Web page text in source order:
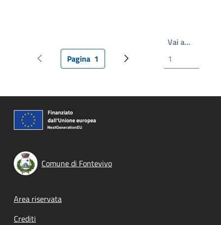
Pagina precedentePagina attuale
Pagina 1 Prossima pagina
Vai a…
Comune di Fontevivo
Footer menu
Area riservata
Crediti